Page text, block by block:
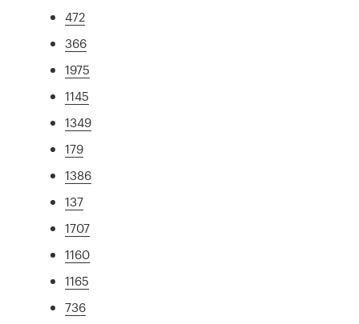
472
366
1975
1145
1349
179
1386
137
1707
1160
1165
736